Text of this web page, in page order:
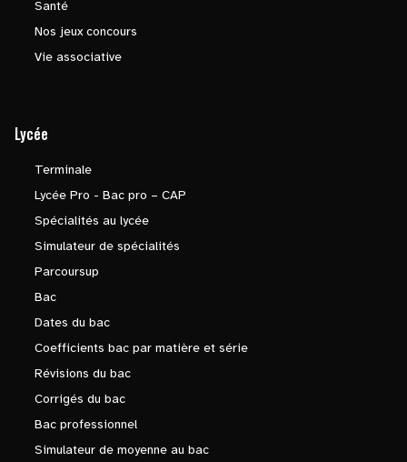
Santé
Nos jeux concours
Vie associative
Lycée
Terminale
Lycée Pro - Bac pro – CAP
Spécialités au lycée
Simulateur de spécialités
Parcoursup
Bac
Dates du bac
Coefficients bac par matière et série
Révisions du bac
Corrigés du bac
Bac professionnel
Simulateur de moyenne au bac